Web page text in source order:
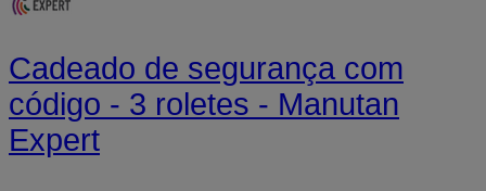
Cadeado de segurança com
código - 3 roletes - Manutan
Expert